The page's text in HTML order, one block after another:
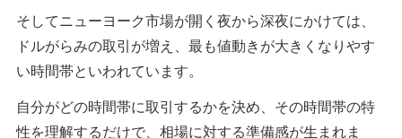
そしてニューヨーク市場が開く夜から深夜にかけては、
ドルがらみの取引が増え、最も値動きが大きくなりやす
い時間帯といわれています。
自分がどの時間帯に取引するかを決め、その時間帯の特
性を理解するだけで、相場に対する準備感が生まれま